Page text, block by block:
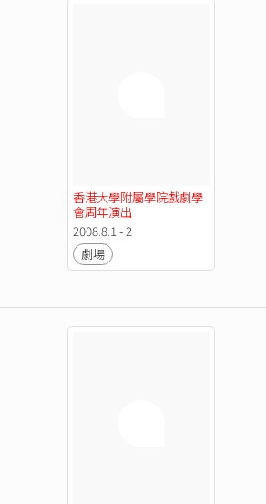
香港大學附屬學院戲劇學
會周年演出
2008.8.1 - 2
劇場